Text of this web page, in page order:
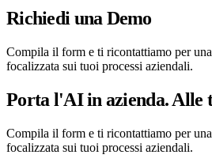
Richiedi una Demo
Compila il form e ti ricontattiamo per
focalizzata sui tuoi processi aziendali.
Porta l'AI in azienda. Alle
Compila il form e ti ricontattiamo per
focalizzata sui tuoi processi aziendali.